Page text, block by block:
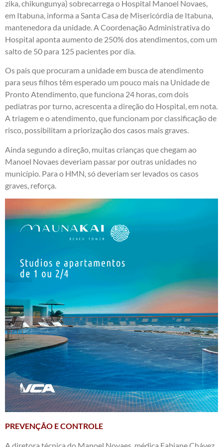
zika, chikungunya) sobrecarrega o Hospital Manoel Novaes,
em Itabuna, informa a Santa Casa de Misericórdia de Itabuna,
mantenedora da unidade. A Coordenação Administrativa do
Hospital aponta aumento de 250% dos atendimentos, com um
salto de 50 para 125 pacientes por dia.
Os pais que procuram a unidade em busca de atendimento
para seus filhos têm esperado um pouco mais na Unidade de
Pronto Atendimento, que funciona 24 horas, com dois
pediatras por turno, acrescenta a direção do Hospital, em nota.
A triagem e o atendimento, que funcionam por classificação de
risco, possibilitam a priorização dos casos mais graves.
Ainda segundo a direção, muitas crianças que chegam ao
Manoel Novaes deveriam passar por outras unidades no
município. Para o HMN, só deveriam ser levados os casos
graves, reforça.
PREVENÇÃO E CONTROLE